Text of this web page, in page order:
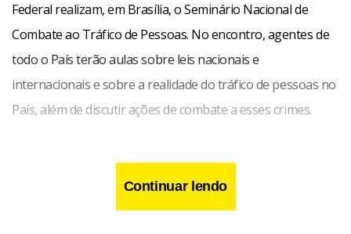
Federal realizam, em Brasília, o Seminário Nacional de
Combate ao Tráfico de Pessoas. No encontro, agentes de
todo o País terão aulas sobre leis nacionais e
internacionais e sobre a realidade do tráfico de pessoas no
País, além de discutir ações de combate a esses crimes.
Continuar lendo